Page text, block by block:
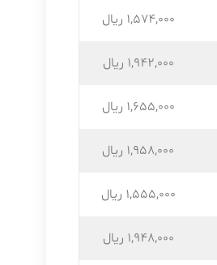
1,574,۰۰۰ ریال
1,942,۰۰۰ ریال
1,655,۰۰۰ ریال
1,958,۰۰۰ ریال
1,555,۰۰۰ ریال
1,948,۰۰۰ ریال